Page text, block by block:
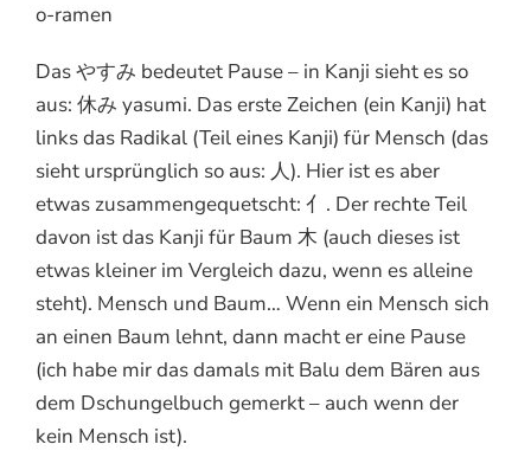
o-ramen
Das やすみ bedeutet Pause – in Kanji sieht es so
aus: 休み yasumi. Das erste Zeichen (ein Kanji) hat
links das Radikal (Teil eines Kanji) für Mensch (das
sieht ursprünglich so aus: 人). Hier ist es aber
etwas zusammengequetscht: 亻. Der rechte Teil
davon ist das Kanji für Baum 木 (auch dieses ist
etwas kleiner im Vergleich dazu, wenn es alleine
steht). Mensch und Baum… Wenn ein Mensch sich
an einen Baum lehnt, dann macht er eine Pause
(ich habe mir das damals mit Balu dem Bären aus
dem Dschungelbuch gemerkt – auch wenn der
kein Mensch ist).